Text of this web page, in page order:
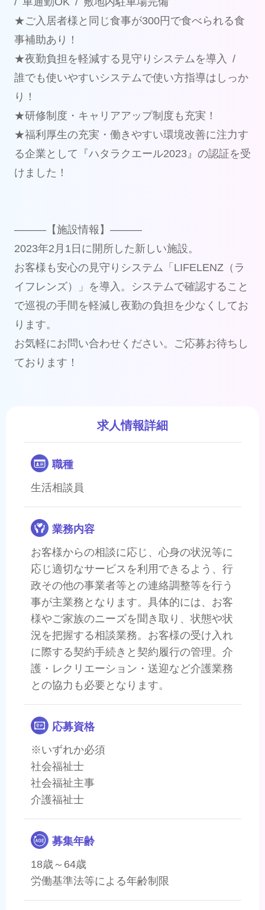
★ご入居者様と同じ食事が300円で食べられる食
事補助あり！
★夜勤負担を軽減する見守りシステムを導入 /
誰でも使いやすいシステムで使い方指導はしっか
り！
★研修制度・キャリアアップ制度も充実！
★福利厚生の充実・働きやすい環境改善に注力す
る企業として『ハタラクエール2023』の認証を受
けました！
―――【施設情報】―――
2023年2月1日に開所した新しい施設。
お客様も安心の見守りシステム「LIFELENZ（ラ
イフレンズ）」を導入。システムで確認すること
で巡視の手間を軽減し夜勤の負担を少なくしてお
ります。
お気軽にお問い合わせください。ご応募お待ちし
ております！
求人情報詳細
職種
生活相談員
業務内容
お客様からの相談に応じ、心身の状況等に
応じ適切なサービスを利用できるよう、行
政その他の事業者等との連絡調整等を行う
事が主業務となります。具体的には、お客
様やご家族のニーズを聞き取り、状態や状
況を把握する相談業務。お客様の受け入れ
に際する契約手続きと契約履行の管理。介
護・レクリエーション・送迎など介護業務
との協力も必要となります。
応募資格
※いずれか必須
社会福祉士
社会福祉主事
介護福祉士
募集年齢
18歳～64歳
労働基準法等による年齢制限